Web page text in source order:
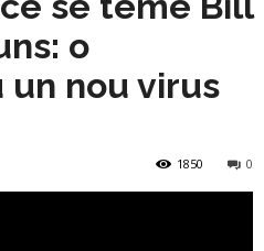
o
nou virus
0
1850